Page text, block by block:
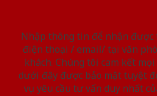
Nhập thông tin để nhận
điện thoại / email/ tại văn
khách. Chúng tôi cam kết
dưới đây được bảo mật tuyệt
vụ yêu cầu tư vấn duy nhất